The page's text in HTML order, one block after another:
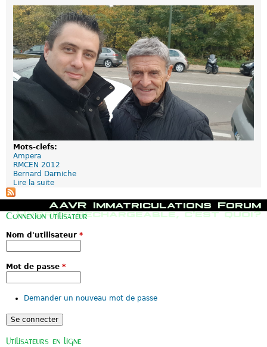
e
Mots-clefs:
Ampera
RMCEN 2012
Bernard Darniche
Lire la suite
B
e
r
a
d
D
a
r
i
h
e
t
M
e
p
Forum
Immatriculations
AAVR
Hybride rechargeable, c'est quoi?
Connexion utilisateur
Nom d'utilisateur *
Mot de passe *
Demander un nouveau mot de passe
Utilisateurs en ligne